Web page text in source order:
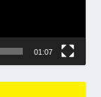
01:07